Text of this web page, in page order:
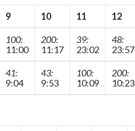
9 10 11 12
100:
11:00
200:
11:17
39:
23:02
48:
23:57
41:
9:04
43:
9:53
100:
10:09
200:
10:23